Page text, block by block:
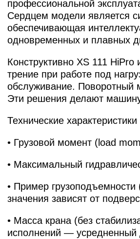
профессиональной
Сердцем модели является
обеспечивающая
одновременных и плавных
Конструктивно XS 111
трение при работе под
обслуживание. Поворотный
Эти решения делают
Технические
• Грузовой момент (load
• Максимальный
• Пример
значения зависят от
• Масса крана (без
исполнений — усредненный